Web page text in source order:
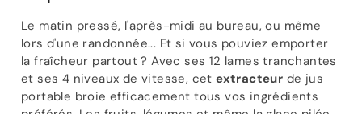
Le matin pressé, l'après-midi au bureau, ou même
lors d'une randonnée... Et si vous pouviez emporter
la fraîcheur partout ? Avec ses 12 lames tranchantes
et ses 4 niveaux de vitesse, cetextracteur de jus
portable broie efficacement tous vos ingrédients